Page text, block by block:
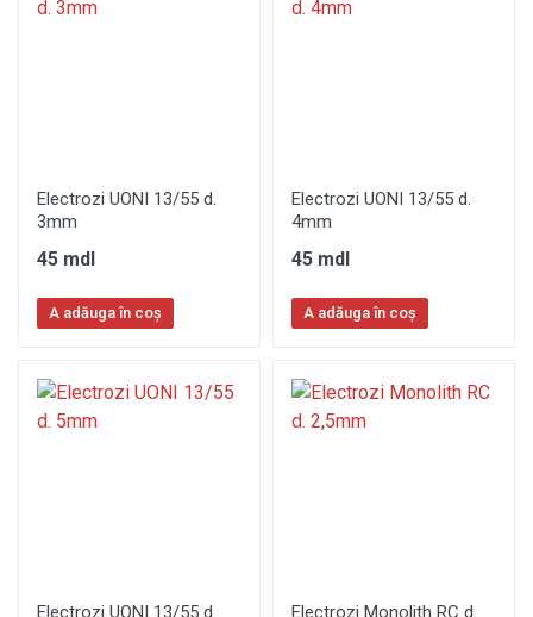
Electrozi UONI 13/55 d.
3mm
45 mdl
A adăuga în coș
Electrozi UONI 13/55 d.
4mm
45 mdl
A adăuga în coș
Electrozi UONI 13/55 d.
Electrozi Monolith RC d.